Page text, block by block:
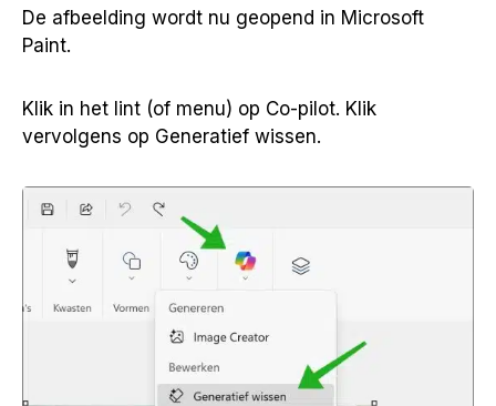
De afbeelding wordt nu geopend in Microsoft
Paint.
Klik in het lint (of menu) op Co-pilot. Klik
vervolgens op Generatief wissen.